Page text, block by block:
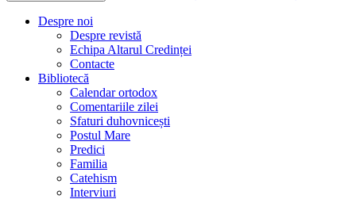
Despre noi
Despre revistă
Echipa Altarul Credinței
Contacte
Bibliotecă
Calendar ortodox
Comentariile zilei
Sfaturi duhovnicești
Postul Mare
Predici
Familia
Catehism
Interviuri